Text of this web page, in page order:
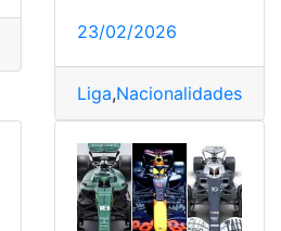
Recomendaciones,Temporada
23/02/2026
Liga,Nacionalidades